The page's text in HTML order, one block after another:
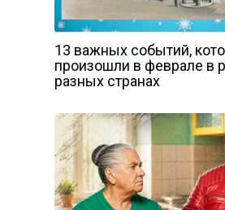
13 важных событий,
произошли в феврале в
разных странах